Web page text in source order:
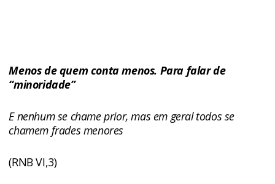
Menos de quem conta menos. Para falar de
“minoridade”
E nenhum se chame prior, mas em geral todos se
chamem frades menores
(RNB VI,3)